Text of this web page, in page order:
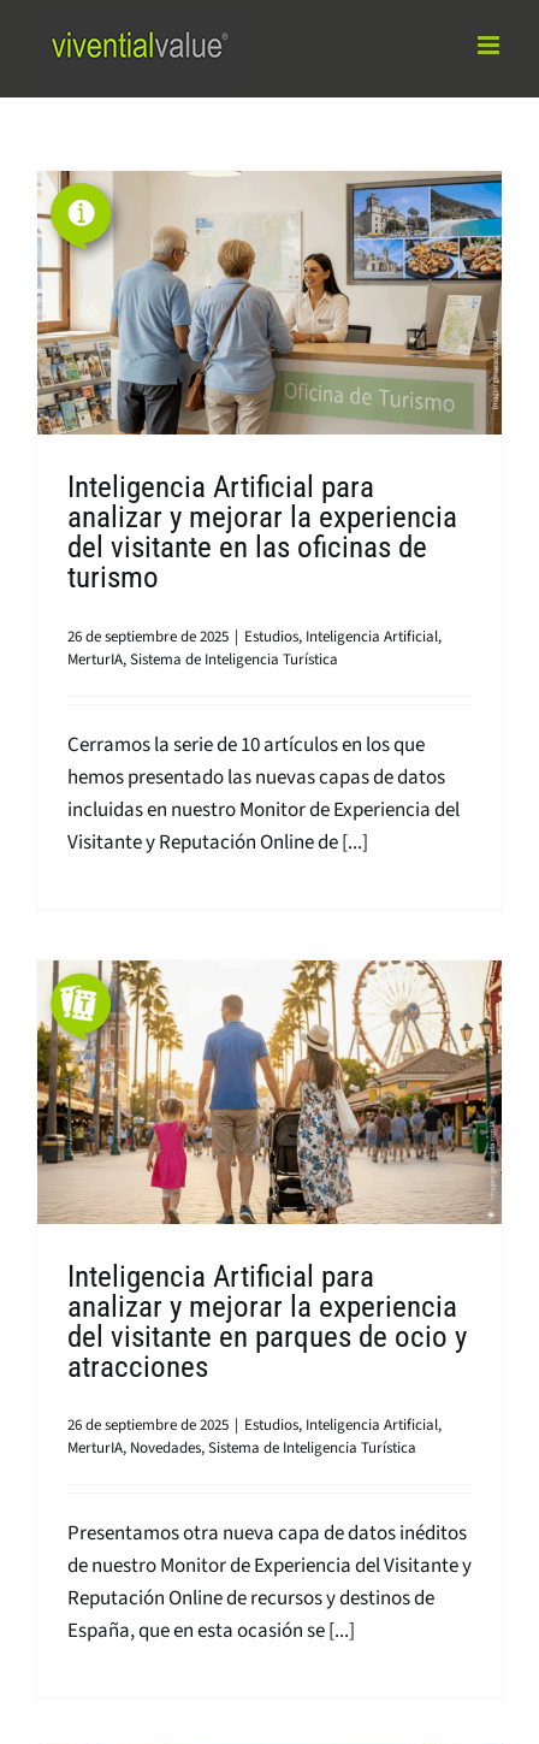
Inteligencia Artificial para
analizar y mejorar la experiencia
del visitante en las oficinas de
turismo
26 de septiembre de 2025 | Estudios, Inteligencia Artificial,
MerturIA,Sistema de Inteligencia Turística
Cerramos la serie de 10 artículos en los que
hemos presentado las nuevas capas de datos
incluidas en nuestro Monitor de Experiencia del
Visitante y Reputación Online de [...]
Inteligencia Artificial para
analizar y mejorar la experiencia
del visitante en parques de ocio y
atracciones
26 de septiembre de 2025 | Estudios, Inteligencia Artificial,
MerturIA, Novedades,Sistema de Inteligencia Turística
Presentamos otra nueva capa de datos inéditos
de nuestro Monitor de Experiencia del Visitante y
Reputación Online de recursos y destinos de
España, que en esta ocasión se [...]